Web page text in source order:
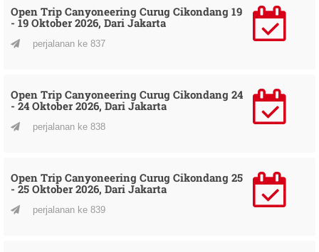
Open Trip Canyoneering Curug Cikondang 19
- 19 Oktober 2026, Dari Jakarta
perjalanan ke 837
Open Trip Canyoneering Curug Cikondang 24
- 24 Oktober 2026, Dari Jakarta
perjalanan ke 838
Open Trip Canyoneering Curug Cikondang 25
- 25 Oktober 2026, Dari Jakarta
perjalanan ke 839